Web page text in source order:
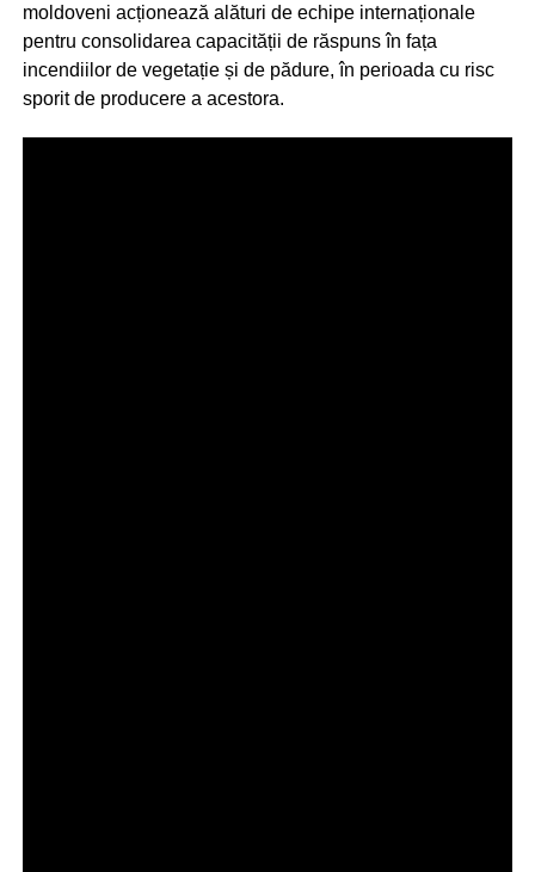
moldoveni acționează alături de echipe internaționale
pentru consolidarea capacității de răspuns în fața
incendiilor de vegetație și de pădure, în perioada cu risc
sporit de producere a acestora.